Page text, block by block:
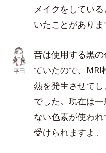
メイクをしてい
いたことがありま
平田
昔は使用する黒
ていたので、MRI
熱を発生させて
でした。現在は
ない色素が使わ
受けられますよ。